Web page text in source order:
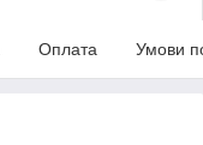
Оплата Умови